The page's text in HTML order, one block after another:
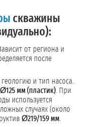
скважины
от региона и
после
и тип насоса.
Ø125 мм (пластик) . При
используется
случаях (около
Ø219/159 мм